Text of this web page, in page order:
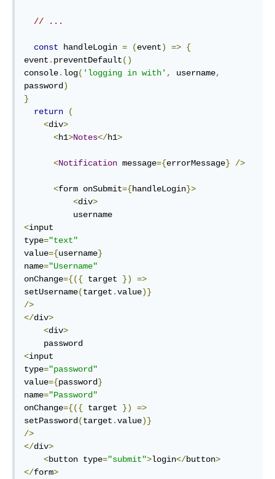
// ...
const handleLogin = (event) => {
event . preventDefault()
console. log( 'logging in with' , username,
password )
}
return
(
<div>
<h1>Notes</h1>
<Notification message={errorMessage} />
<form onSubmit={handleLogin}>
<div>
<input
type="text"
value={username}
name="Username"
onChange={({ target })
=>
setUsername(target .value)}
/>
</div>
<div>
<input
type="password"
value={password}
name="Password"
onChange={({ target })
=>
setPassword (target .value)}
/>
</div>
<button type="submit">login</button>
</form>